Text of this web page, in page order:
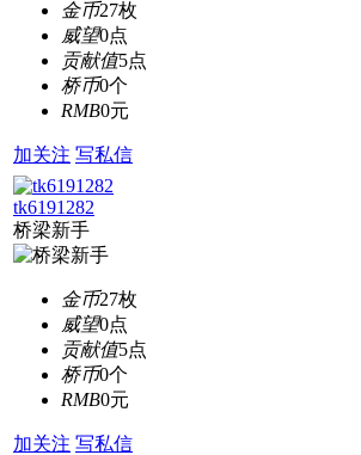
金币27枚
威望0点
贡献值5点
桥币0个
RMB0元
加关注 写私信
tk6191282
桥梁新手
金币27枚
威望0点
贡献值5点
桥币0个
RMB0元
加关注 写私信